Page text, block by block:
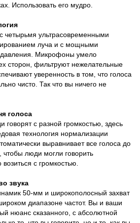
Использовать его мудро.
четырьмя ультрасовременными
луча и с мощными
Микрофоны умело
сторон, фильтруют нежелательные
уверенность в том, что голоса
чисто. Так что вы ничего не
голоса
говорят с разной громкостью, здесь
технология нормализации
выравнивает все голоса до
чтобы люди могли говорить
с громкостью.
звука
50-мм и широкополосный захват
диапазоне частот. Вы и ваши
нюанс сказанного, с абсолютной